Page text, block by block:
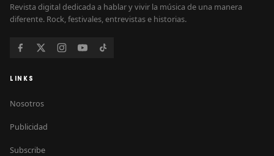
Revista digital dedicada a hablar y vivir la música de una manera
diferente. Rock, festivales, entrevistas e historias.
LINKS
Nosotros
Publicidad
Subscribe